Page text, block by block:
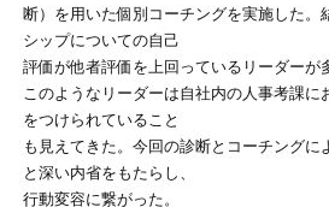
断）を用いた個別コーチングを実施した。
シップについての自己
評価が他者評価を上回っているリーダーが
このようなリーダーは自社内の人事考課に
をつけられていること
も見えてきた。今回の診断とコーチング
と深い内省をもたらし、
行動変容に繋がった。